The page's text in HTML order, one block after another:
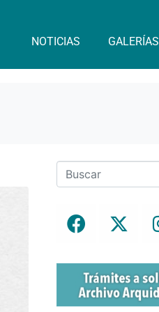
NOTICIAS GALERÍAS